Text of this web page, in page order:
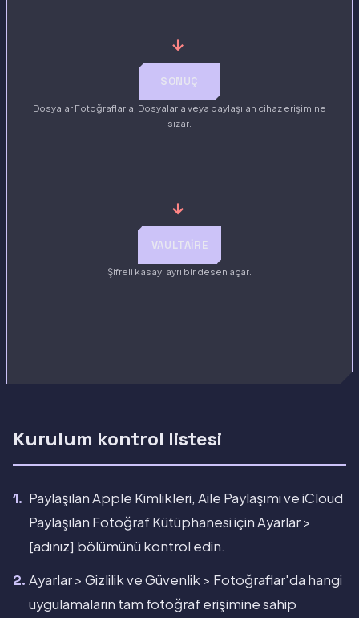
→
SONUÇ
Dosyalar Fotoğraflar'a, Dosyalar'a veya paylaşılan cihaz erişimine
sızar.
→
VAULTAIRE
Şifreli kasayı ayrı bir desen açar.
Kurulum kontrol listesi
Paylaşılan Apple Kimlikleri, Aile Paylaşımı ve iCloud
Paylaşılan Fotoğraf Kütüphanesi için Ayarlar >
[adınız] bölümünü kontrol edin.
Ayarlar > Gizlilik ve Güvenlik > Fotoğraflar'da hangi
uygulamaların tam fotoğraf erişimine sahip